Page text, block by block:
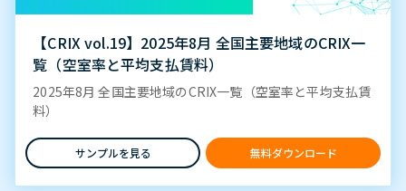
【CRIX vol.19】2025年8月 全国主要地域のCRIX一
覧（空室率と平均支払賃料）
2025年8月 全国主要地域のCRIX一覧（空室率と平均支払賃
料）
サンプルを見る 無料ダウンロード